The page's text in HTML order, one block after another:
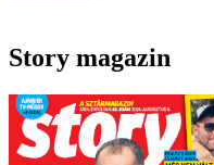
Story magazin